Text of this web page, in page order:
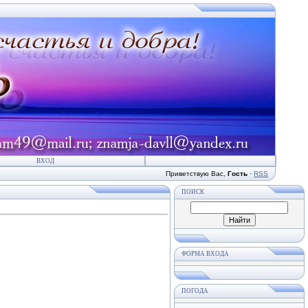
ВХОД
Приветствую Вас Гость · RSS
ПОИСК
ФОРМА ВХОДА
ПОГОДА